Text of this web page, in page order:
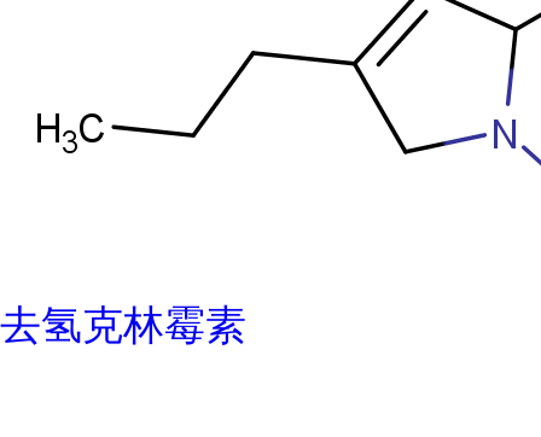
去氢克林霉素